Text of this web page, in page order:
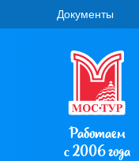
Документы
Работаем
с 2006 года